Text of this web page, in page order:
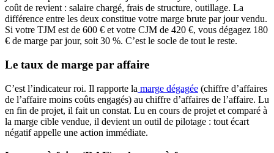
coût de revient : salaire chargé, frais de structure, outillage. La
différence entre les deux constitue votre marge brute par jour vendu.
Si votre TJM est de 600 € et votre CJM de 420 €, vous dégagez 180
€ de marge par jour, soit 30 %. C’est le socle de tout le reste.
Le taux de marge par affaire
C’est l’indicateur roi. Il rapporte la marge dégagée (chiffre d’affaires
de l’affaire moins coûts engagés) au chiffre d’affaires de l’affaire. Lu
en fin de projet, il fait un constat. Lu en cours de projet et comparé à
la marge cible vendue, il devient un outil de pilotage : tout écart
négatif appelle une action immédiate.